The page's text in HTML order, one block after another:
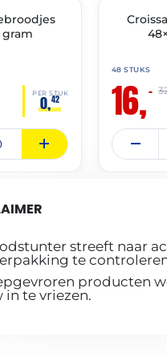
gram
PER STUK
0,42
🔥 OP=OP
48 STUKS
16,–
streeft naar
te
producten
in te vriezen.